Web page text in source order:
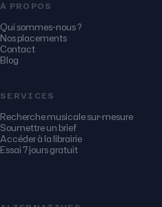
À PROPOS
Qui sommes-nous ?
Nos placements
Contact
Blog
SERVICES
Recherche musicale sur-mesure
Soumettre un brief
Accéder à la librairie
Essai 7 jours gratuit